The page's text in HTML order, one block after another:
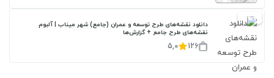
20%
دانلود نقشه‌های طرح توسعه و عمران (جامع) شهر میناب | آلبوم
نقشه‌های طرح جامع + گزارش‌ها
126
5,0